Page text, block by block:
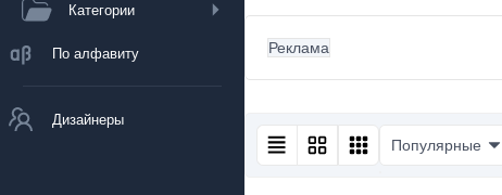
Категории
По алфавиту
Дизайнеры
Реклама
Популярные